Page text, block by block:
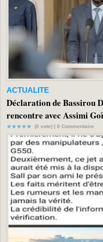
ACTUALITE
Déclaration de Bassirou
rencontre avec Assimi
(0 vote) | 0 Commentaire